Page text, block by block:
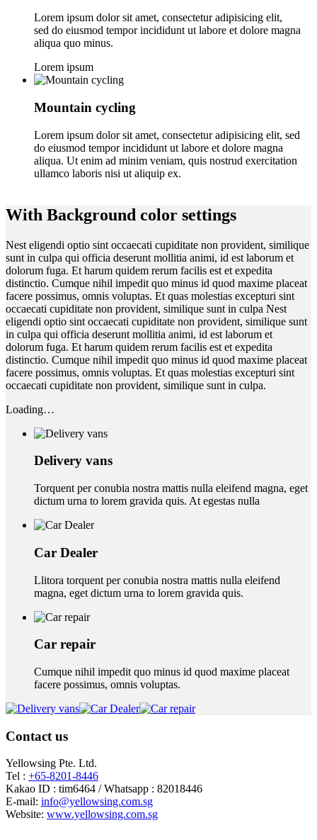
Lorem ipsum dolor sit amet, consectetur adipisicing elit,
sed do eiusmod tempor incididunt ut labore et dolore magna
aliqua quo minus.
Lorem ipsum
Mountain cycling
Lorem ipsum dolor sit amet, consectetur adipisicing elit, sed
do eiusmod tempor incididunt ut labore et dolore magna
aliqua. Ut enim ad minim veniam, quis nostrud exercitation
ullamco laboris nisi ut aliquip ex.
With Background color settings
Nest eligendi optio sint occaecati cupiditate non provident, similique
sunt in culpa qui officia deserunt mollitia animi, id est laborum et
dolorum fuga. Et harum quidem rerum facilis est et expedita
distinctio. Cumque nihil impedit quo minus id quod maxime placeat
facere possimus, omnis voluptas. Et quas molestias excepturi sint
occaecati cupiditate non provident, similique sunt in culpa Nest
eligendi optio sint occaecati cupiditate non provident, similique sunt
in culpa qui officia deserunt mollitia animi, id est laborum et
dolorum fuga. Et harum quidem rerum facilis est et expedita
distinctio. Cumque nihil impedit quo minus id quod maxime placeat
facere possimus, omnis voluptas. Et quas molestias excepturi sint
occaecati cupiditate non provident, similique sunt in culpa.
Loading…
Delivery vans
Torquent per conubia nostra mattis nulla eleifend magna, eget
dictum urna to lorem gravida quis. At egestas nulla
Car Dealer
Llitora torquent per conubia nostra mattis nulla eleifend
magna, eget dictum urna to lorem gravida quis.
Car repair
Cumque nihil impedit quo minus id quod maxime placeat
facere possimus, omnis voluptas.
Contact us
Yellowsing Pte. Ltd.
Tel : +65-8201-8446
Kakao ID : tim6464 / Whatsapp : 82018446
E-mail: info@yellowsing.com.sg
Website: www.yellowsing.com.sg